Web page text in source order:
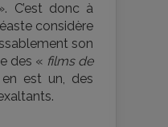
C’est donc à
considère
son
des « films de
est un, des